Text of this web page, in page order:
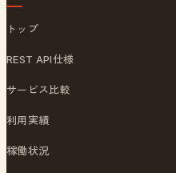
トップ
REST API仕様
サービス比較
利用実績
稼働状況